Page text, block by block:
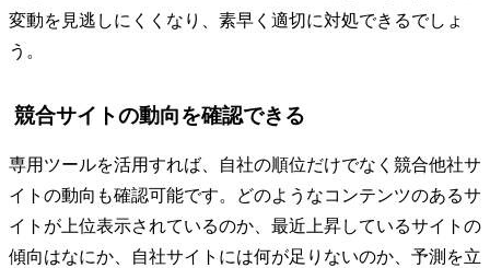
変動を見逃しにくくなり、素早く適切に対処できるでしょ
う。
競合サイトの動向を確認できる
専用ツールを活用すれば、自社の順位だけでなく競合他社サ
イトの動向も確認可能です。どのようなコンテンツのあるサ
イトが上位表示されているのか、最近上昇しているサイトの
傾向はなにか、自社サイトには何が足りないのか、予測を立